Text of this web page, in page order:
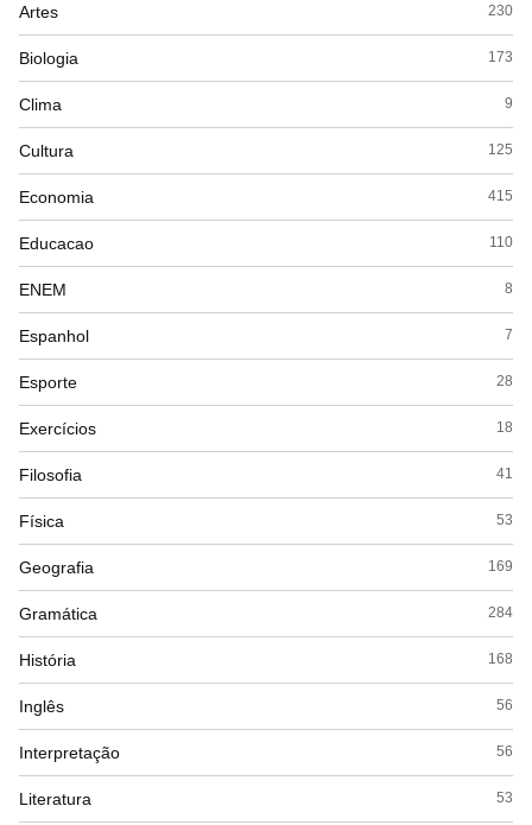
Artes 230
Biologia 173
Clima 9
Cultura 125
Economia 415
Educacao 110
ENEM 8
Espanhol 7
Esporte 28
Exercícios 18
Filosofia 41
Física 53
Geografia 169
Gramática 284
História 168
Inglês 56
Interpretação 56
Literatura 53